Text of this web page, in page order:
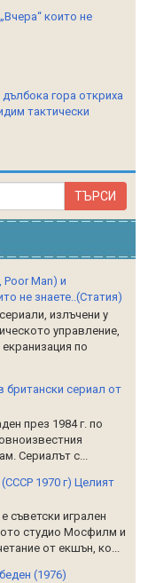
които не
гора откриха
тактически
Poor Man) и
не знаете..(Статия)
излъчени у
управление,
по
британски сериал от
през 1984 г. по
Сериалът с...
1970 г) Целият
съветски игрален
студио Мосфилм и
от екшън, ко...
(1976)